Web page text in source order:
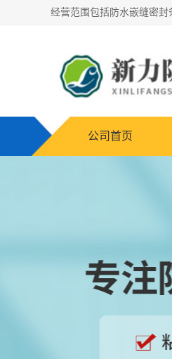
公司首页